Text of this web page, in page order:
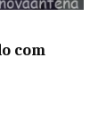
com